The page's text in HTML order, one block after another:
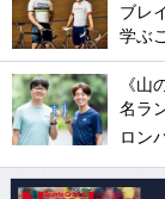
ブレ
学ぶ
《山
名ラ
ロン